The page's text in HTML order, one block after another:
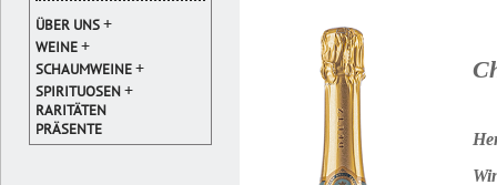
ÜBER UNS+
WEINE+
SCHAUMWEINE+
SPIRITUOSEN+
RARITÄTEN
PRÄSENTE